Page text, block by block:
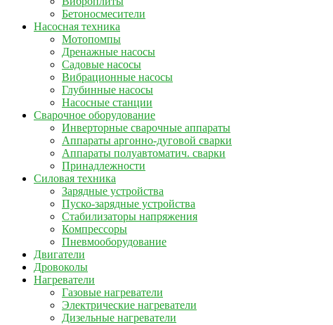
Бетоносмесители
Насосная техника
Мотопомпы
Дренажные насосы
Садовые насосы
Вибрационные насосы
Глубинные насосы
Насосные станции
Сварочное оборудование
Инверторные сварочные аппараты
Аппараты аргонно-дуговой сварки
Аппараты полуавтоматич. сварки
Принадлежности
Силовая техника
Зарядные устройства
Пуско-зарядные устройства
Стабилизаторы напряжения
Компрессоры
Пневмооборудование
Двигатели
Дровоколы
Нагреватели
Газовые нагреватели
Электрические нагреватели
Дизельные нагреватели